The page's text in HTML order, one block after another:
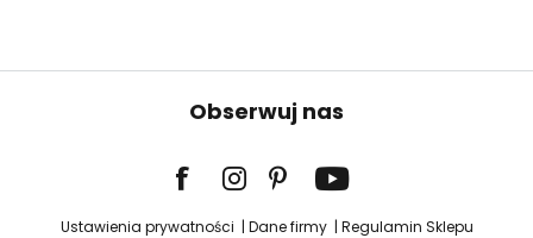
Obserwuj nas
Ustawienia prywatności Dane firmy
Regulamin Sklepu